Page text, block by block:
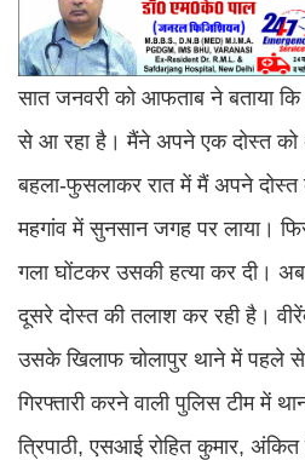
सात जनवरी को आफताब ने बताया
से आ रहा है। मैंने अपने एक दोस्त को
बहला-फुसलाकर रात में मैं अपने
महगांव में सुनसान जगह पर लाया।
गला घोंटकर उसकी हत्या कर दी।
दूसरे दोस्त की तलाश कर रही है।
उसके खिलाफ चोलापुर थाने में पहले
गिरफ्तारी करने वाली पुलिस टीम में
त्रिपाठी, एसआई रोहित कुमार,